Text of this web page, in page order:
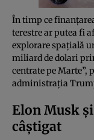
În timp ce
terestre ar putea fi
explorare spațială
miliard de dolari
centrate pe
administrația
Elon Musk
câștigat